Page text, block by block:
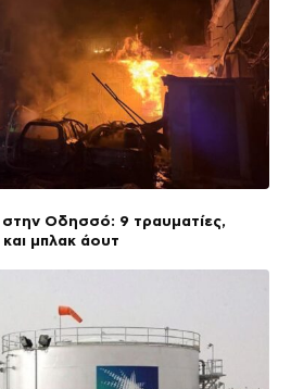
Οδησσό: 9 τραυματίες,
μπλακ άουτ